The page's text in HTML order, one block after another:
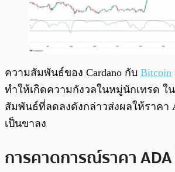
ความสัมพันธ์ของ Cardano กับ Bitcoin
ทำให้เกิดความกังวลในหมู่นักเทรด ใ
สัมพันธ์ที่ลดลงดังกล่าวส่งผลให้ราคา
เป็นขาลง
การคาดการณ์ราคา